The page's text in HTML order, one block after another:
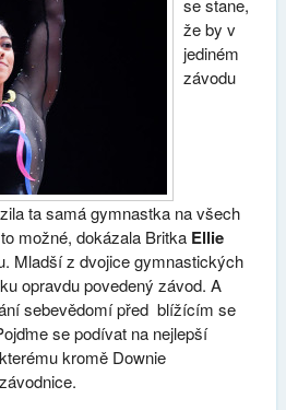
se stane,
že by v
jediném
závodu
ta samá gymnastka na všech
možné, dokázala Britka Ellie
Mladší z dvojice gymnastických
opravdu povedený závod. A
sebevědomí před blížícím se
se podívat na nejlepší
kromě Downie